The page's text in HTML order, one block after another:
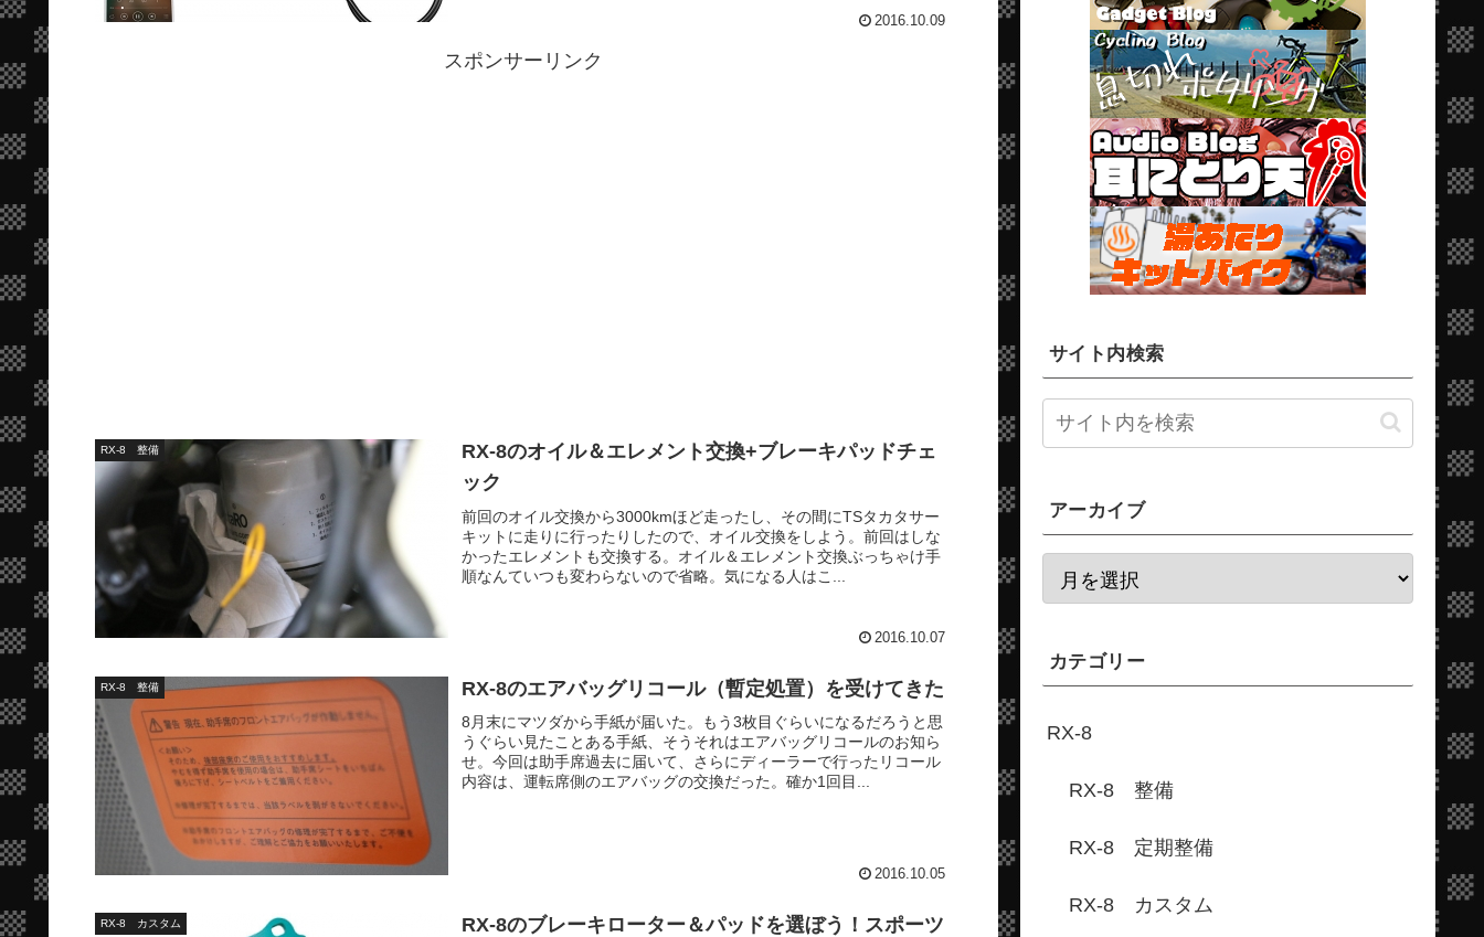
2016.10.09
スポンサーリンク
RX-8 整備
RX-8のオイル＆エレメント交換+ブレーキパッドチェ
ック
前回のオイル交換から3000kmほど走ったし、その間にTSタカタサー
キットに走りに行ったりしたので、オイル交換をしよう。前回はしな
かったエレメントも交換する。オイル＆エレメント交換ぶっちゃけ手
順なんていつも変わらないので省略。気になる人はこ...
2016.10.07
RX-8 整備 RX-8のエアバッグリコール（暫定処置）を受けてきた
8月末にマツダから手紙が届いた。もう3枚目ぐらいになるだろうと思
うぐらい見たことある手紙、そうそれはエアバッグリコールのお知ら
せ。今回は助手席過去に届いて、さらにディーラーで行ったリコール
内容は、運転席側のエアバッグの交換だった。確か1回目...
2016.10.05
RX-8 カスタム
RX-8のブレーキローター＆パッドを選ぼう！スポーツ
サイト内検索
アーカイブ
カテゴリー
RX-8
RX-8 整備
RX-8 定期整備
RX-8 カスタム